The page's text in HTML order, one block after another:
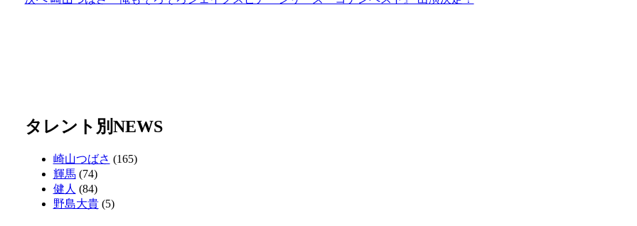
稿
シ
タレント別NEWS
崎山つばさ (165)
輝馬(74)
健人 (84)
野島大貴(5)